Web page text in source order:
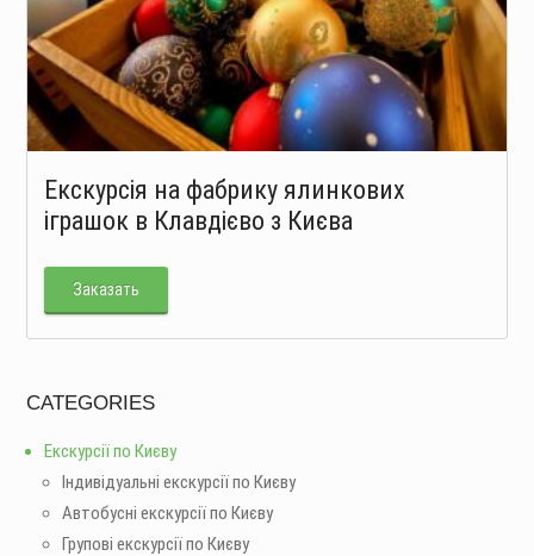
Екскурсія на фабрику ялинкових
іграшок в Клавдієво з Києва
Заказать
CATEGORIES
Екскурсії по Києву
Індивідуальні екскурсії по Києву
Автобусні екскурсії по Києву
Групові екскурсії по Києву